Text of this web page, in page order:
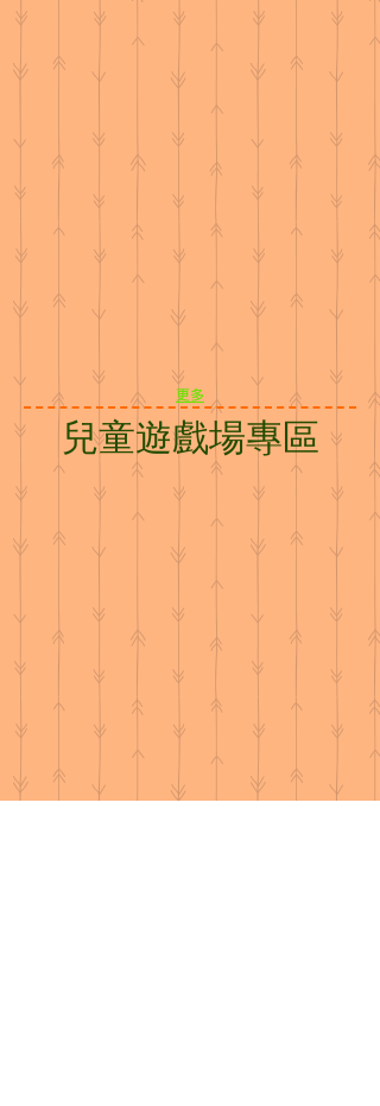
獅子班教室
獅子班教室2
更多
兒童遊戲場專區
遊戲室
遊戲室